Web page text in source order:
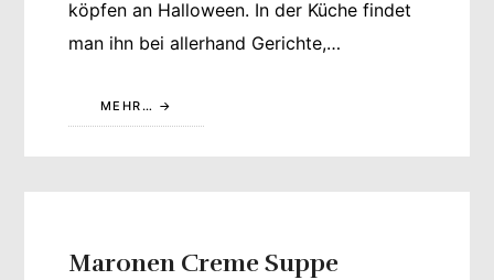
köpfen an Halloween. In der Küche findet
man ihn bei allerhand Gerichte,…
MEHR…
Maronen Creme Suppe